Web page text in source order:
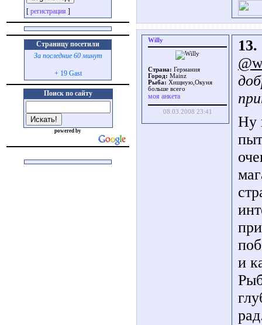
[ регистрация ]
Страницу посетили
За последние 60 минут
+ 19 Gast
Поиск по сайту
powered by
Willy
Страна: Германия
Город: Маinz
Рыба: Хищную,Окуня
больше всего
моя анкета
08.03.2008 23:41
13.
Ну
и